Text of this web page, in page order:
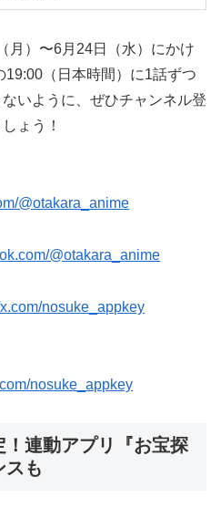
月）〜6月24日（水）にかけ
19:00（日本時間）に1話ずつ
いように、ぜひチャンネル登
ょう！
@otakara_anime
@otakara_anime
nosuke_appkey
nosuke_appkey
！連動アプリ『お宝探
スも